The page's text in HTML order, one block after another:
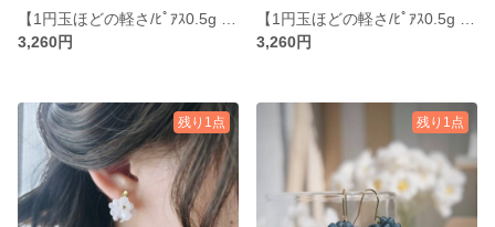
3,260円
3,260円
残り1点 残り1点